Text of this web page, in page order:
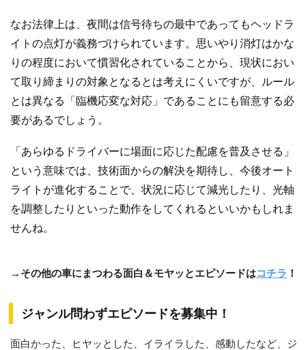
なお法律上は、夜間は信号待ちの最中であってもヘッドラ
イトの点灯が義務づけられています。思いやり消灯はかな
りの程度において慣習化されていることから、現状におい
て取り締まりの対象となるとは考えにくいですが、ルール
とは異なる「臨機応変な対応」であることにも留意する必
要があるでしょう。
「あらゆるドライバーに場面に応じた配慮を普及させる」
という意味では、技術面からの解決を期待し、今後オート
ライトが進化することで、状況に応じて減光したり、光軸
を調整したりといった動作をしてくれるといいかもしれま
せんね。
→その他の車にまつわる面白＆モヤッとエピソードはコチラ ！
ジャンル問わずエピソードを募集中！
面白かった、ヒヤッとした、イライラした、感動したなど、ジ